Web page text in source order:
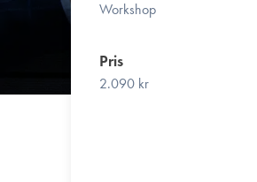
Workshop
Pris
2.090 kr